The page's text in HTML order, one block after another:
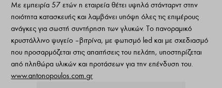
Με εμπειρία 57 ετών η εταιρεία θέτει υψηλά στάνταρντ στην
ποιότητα κατασκευής και λαμβάνει υπόψη όλες τις επιμέρους
ανάγκες για σωστή συντήρηση των γλυκών. Το πανοραμικό
κρυστάλλινο ψυγείο – βιτρίνα, με φωτισμό led και με σχεδιασμό
που προσαρμόζεται στις απαιτήσεις του πελάτη, υποστηρίζεται
από πληθώρα υλικών και προτάσεων για την επένδυση του.
www.antonopoulos.com.gr